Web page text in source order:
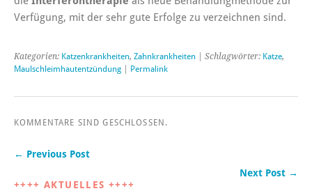
Verfügung, mit der sehr gute Erfolge zu verzeichnen sind.
Kategorien: Katzenkrankheiten, Zahnkrankheiten | Schlagwörter: Katze,
Maulschleimhautentzündung
Permalink
KOMMENTARE SIND GESCHLOSSEN.
← Previous Post
Next Post →
++++ AKTUELLES ++++